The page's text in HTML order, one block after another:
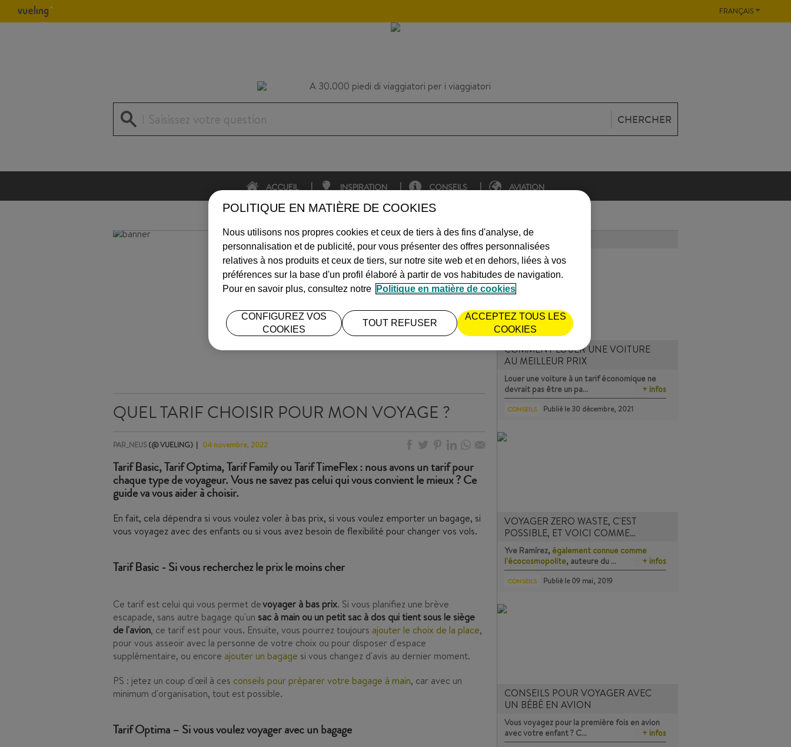
FRANÇAIS
ACCUEIL INSPIRATION CONSEILS AVIATION
Saisissez votre question CHERCHER
QUEL TARIF CHOISIR POUR MON VOYAGE ?
PAR_NEUS (@ VUELING) 04 novembre, 2022
Tarif Basic, Tarif Optima, Tarif Family ou Tarif TimeFlex : nous avons un tarif pour
chaque type de voyageur. Vous ne savez pas celui qui vous convient le mieux ? Ce
guide va vous aider à choisir.
En fait, cela dépendra si vous voulez voler à bas prix, si vous voulez emporter un bagage, si
vous voyagez avec des enfants ou si vous avez besoin de flexibilité pour changer vos vols.
Tarif Basic - Si vous recherchez le prix le moins cher
Ce tarif est celui qui vous permet devoyager à bas prix. Si vous planifiez une brève
escapade, sans autre bagage qu'un sac à main ou un petit sac à dos qui tient sous le siège
de l'avion, ce tarif est pour vous. Ensuite, vous pourrez toujours ajouter le choix de la place,
pour vous asseoir avec la personne de votre choix ou pour disposer d'espace
supplémentaire, ou encore ajouter un bagage si vous changez d'avis au dernier moment.
PS : jetez un coup d'œil à ces conseils pour préparer votre bagage à main, car avec un
minimum d'organisation, tout est possible.
Tarif Optima – Si vous voulez voyager avec un bagage
LE PLUS LU
COMMENT LOUER UNE VOITURE
AU MEILLEUR PRIX
Louer une voiture à un tarif économique ne
devrait pas être un pa…
+ infos
CONSEILS Publié le30 décembre, 2021
VOYAGER ZERO WASTE, C'EST
POSSIBLE, ET VOICI COMME…
Yve Ramírez, également connue comme
l'écocosmopolite, auteure du … + infos
CONSEILS Publié le09 mai, 2019
CONSEILS POUR VOYAGER AVEC
UN BÉBÉ EN AVION
Vous voyagez pour la première fois en avion
avec votre enfant ? C…
+ infos
POLITIQUE EN MATIÈRE DE COOKIES
Nous utilisons nos propres cookies et ceux de tiers à des fins d'analyse, de
personnalisation et de publicité, pour vous présenter des offres personnalisées
relatives à nos produits et ceux de tiers, sur notre site web et en dehors, liées à vos
préférences sur la base d'un profil élaboré à partir de vos habitudes de navigation.
Pour en savoir plus, consultez notre
Politique en matière de cookies
TOUT REFUSER
ACCEPTEZ TOUS LES
COOKIES
CONFIGUREZ VOS
COOKIES